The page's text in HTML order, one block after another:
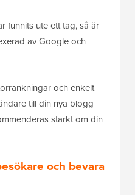
funnits ute ett tag, så är
av Google och
och enkelt
till din nya blogg
starkt om din
och bevara